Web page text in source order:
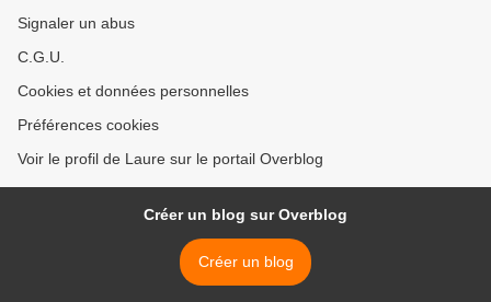
Signaler un abus
C.G.U.
Cookies et données personnelles
Préférences cookies
Voir le profil de Laure sur le portail Overblog
Créer un blog sur Overblog
Créer un blog